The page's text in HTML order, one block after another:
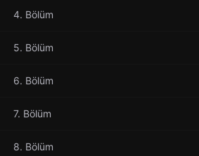
4. Bölüm
5. Bölüm
6. Bölüm
7. Bölüm
8. Bölüm